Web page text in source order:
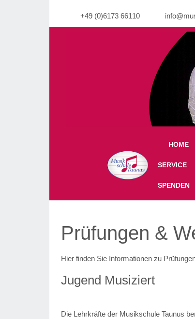
+49 (0)6173 66110
Warning: Undefined property:
Off-Canvas Toggle
HOME
SERVICE
SPENDEN
Prüfungen &
Hier finden Sie Informationen zu
Jugend Musiziert
Die Lehrkräfte der Musikschule Taunus